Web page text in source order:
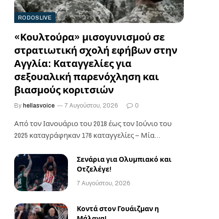
RODOSLIVE
«Κουλτούρα» μισογυνισμού σε
στρατιωτική σχολή εφήβων στην
Αγγλία: Καταγγελίες για
σεξουαλική παρενόχληση και
βιασμούς κοριτσιών
By hellasvoice 7 Αυγούστου, 2026 0
Από τον Ιανουάριο του 2018 έως τον Ιούνιο του
2025 καταγράφηκαν 176 καταγγελίες – Μία…
Σενάρια για Ολυμπιακό και
Οτζελέγε!
7 Αυγούστου, 2026
Κοντά στον Γουάιζμαν η